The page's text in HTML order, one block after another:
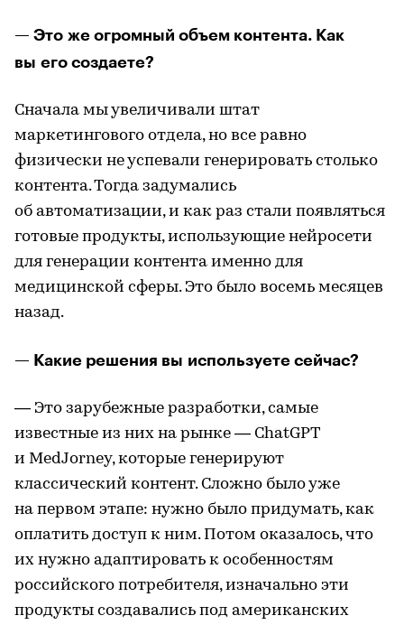
— Это же огромный объем контента. Как
вы его создаете?
Сначала мы увеличивали штат
маркетингового отдела, но все равно
физически не успевали генерировать столько
контента. Тогда задумались
об автоматизации, и как раз стали появляться
готовые продукты, использующие нейросети
для генерации контента именно для
медицинской сферы. Это было восемь месяцев
назад.
— Какие решения вы используете сейчас?
— Это зарубежные разработки, самые
известные из них на рынке — ChatGPT
и MedJorney, которые генерируют
классический контент. Сложно было уже
на первом этапе: нужно было придумать, как
оплатить доступ к ним. Потом оказалось, что
их нужно адаптировать к особенностям
российского потребителя, изначально эти
продукты создавались под американских